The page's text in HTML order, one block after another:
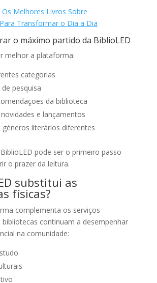
Os Melhores Livros Sobre
Transformar o Dia a Dia
o máximo partido da BiblioLED
melhor a plataforma:
categorias
pesquisa
da biblioteca
e lançamentos
géneros literários diferentes
pode ser o primeiro passo
o prazer da leitura.
substitui as
físicas?
complementa os serviços
bibliotecas continuam a desempenhar
na comunidade: